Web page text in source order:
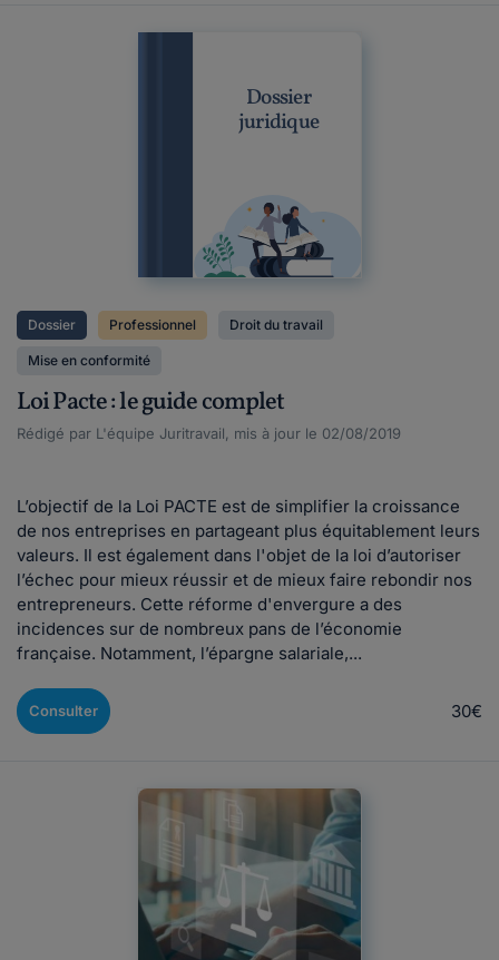
Dossier
juridique
Dossier Professionnel Droit du travail
Mise en conformité
Loi Pacte : le guide complet
Rédigé par L'équipe Juritravail, mis à jour le 02/08/2019
L’objectif de la Loi PACTE est de simplifier la croissance
de nos entreprises en partageant plus équitablement leurs
valeurs. Il est également dans l'objet de la loi d’autoriser
l’échec pour mieux réussir et de mieux faire rebondir nos
entrepreneurs. Cette réforme d'envergure a des
incidences sur de nombreux pans de l’économie
française. Notamment, l’épargne salariale,...
Consulter 30€